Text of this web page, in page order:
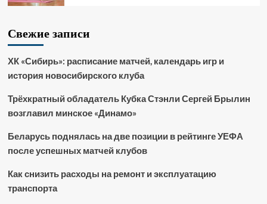
Свежие записи
ХК «Сибирь»: расписание матчей, календарь игр и
история новосибирского клуба
Трёхкратный обладатель Кубка Стэнли Сергей Брылин
возглавил минское «Динамо»
Беларусь поднялась на две позиции в рейтинге УЕФА
после успешных матчей клубов
Как снизить расходы на ремонт и эксплуатацию
транспорта